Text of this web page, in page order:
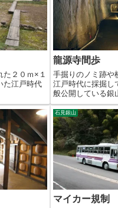
た２０ｍ×１
た江戸時代
龍源寺間歩
手掘りのノミ跡や
江戸時代に採掘し
般公開している銀
石見銀山
マイカー規制